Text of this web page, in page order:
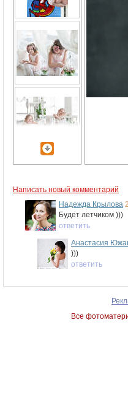
Написать новый комментарий
Надежда Крылова
Будет летчиком )))
ответить
Анастасия
)))
ответить
Все